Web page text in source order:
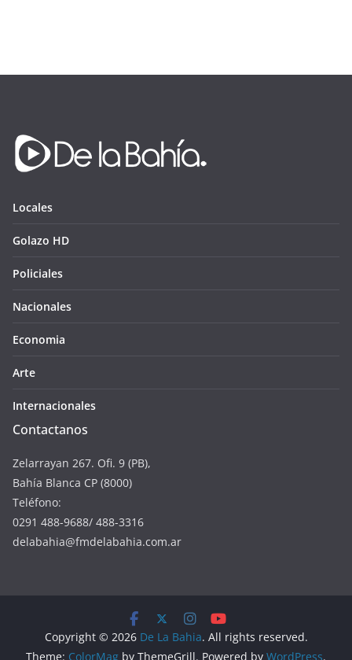
Locales
Golazo HD
Policiales
Nacionales
Economia
Arte
Internacionales
Contactanos
Zelarrayan 267. Ofi. 9 (PB),
Bahía Blanca CP (8000)
Teléfono:
0291 488-9688/ 488-3316
delabahia@fmdelabahia.com.ar
Copyright © 2026 De La Bahia. All rights reserved.
Theme: ColorMag by ThemeGrill. Powered by WordPress.